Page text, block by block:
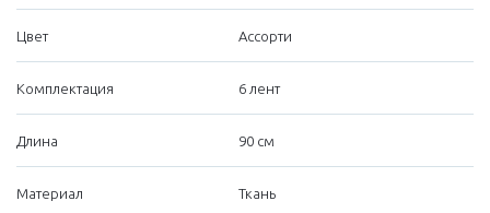
Цвет Ассорти
Комплектация 6 лент
Длина 90 см
Материал Ткань